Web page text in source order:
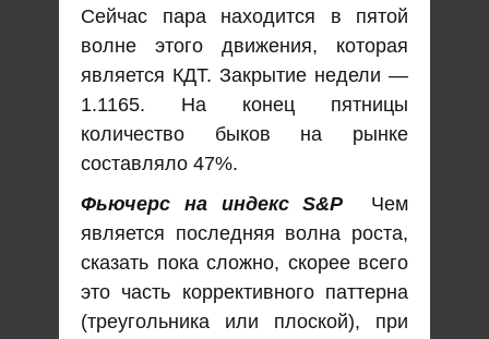
Сейчас пара находится в пятой
волне этого движения, которая
является КДТ. Закрытие недели —
1.1165. На конец пятницы
количество быков на рынке
составляло 47%.
Фьючерс на индекс S&P Чем
является последняя волна роста,
сказать пока сложно, скорее всего
это часть коррективного паттерна
(треугольника или плоской), при